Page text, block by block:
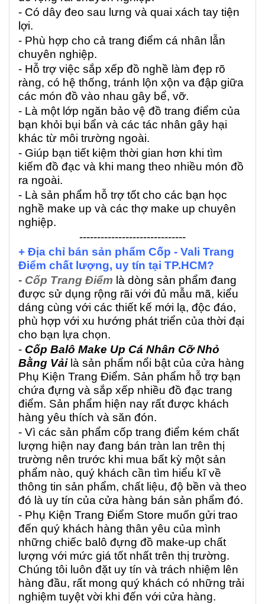
- Có dây đeo sau lưng và quai xách tay tiện
lợi.
- Phù hợp cho cả trang điểm cá nhân lẫn
chuyên nghiệp.
- Hỗ trợ việc sắp xếp đồ nghề làm đẹp rõ
ràng, có hệ thống, tránh lộn xộn va đập giữa
các món đồ vào nhau gây bể, vỡ.
- Là một lớp ngăn bảo vệ đồ trang điểm của
bạn khỏi bụi bẩn và các tác nhân gây hại
khác từ môi trường ngoài.
- Giúp bạn tiết kiệm thời gian hơn khi tìm
kiếm đồ đạc và khi mang theo nhiều món đồ
ra ngoài.
- Là sản phẩm hỗ trợ tốt cho các bạn học
nghề make up và các thợ make up chuyên
nghiệp.
------------------------------
+ Địa chỉ bán sản phẩm Cốp - Vali Trang
Điểm chất lượng, uy tín tại TP.HCM?
- Cốp Trang Điểm là dòng sản phẩm đang
được sử dụng rộng rãi với đủ mẫu mã, kiểu
dáng cùng với các thiết kế mới lạ, độc đáo,
phù hợp với xu hướng phát triển của thời đại
cho bạn lựa chọn.
- Cốp Balô Make Up Cá Nhân Cỡ Nhỏ
Bằng Vảilà sản phẩm nổi bật của cửa hàng
Phụ Kiện Trang Điểm. Sản phẩm hỗ trợ bạn
chứa đựng và sắp xếp nhiều đồ đạc trang
điểm. Sản phẩm hiện nay rất được khách
hàng yêu thích và săn đón.
- Vì các sản phẩm cốp trang điểm kém chất
lượng hiện nay đang bán tràn lan trên thị
trường nên trước khi mua bất kỳ một sản
phẩm nào, quý khách cần tìm hiểu kĩ về
thông tin sản phẩm, chất liệu, độ bền và theo
đó là uy tín của cửa hàng bán sản phẩm đó.
- Phụ Kiện Trang Điểm Store muốn gửi trao
đến quý khách hàng thân yêu của mình
những chiếc balô đựng đồ make-up chất
lượng với mức giá tốt nhất trên thị trường.
Chúng tôi luôn đặt uy tín và trách nhiệm lên
hàng đầu, rất mong quý khách có những trải
nghiệm tuyệt vời khi đến với cửa hàng.